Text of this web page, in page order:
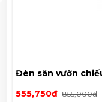
Đèn sân vườn
sáng vàng NSL1713A
555,750đ 855,000đ